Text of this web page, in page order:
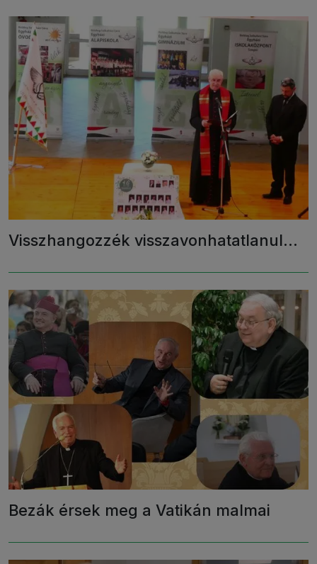
Visszhangozzék visszavonhatatlanul...
Bezák érsek meg a Vatikán malmai